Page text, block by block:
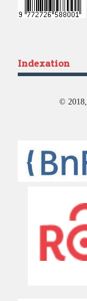
Indexation
© 2018,